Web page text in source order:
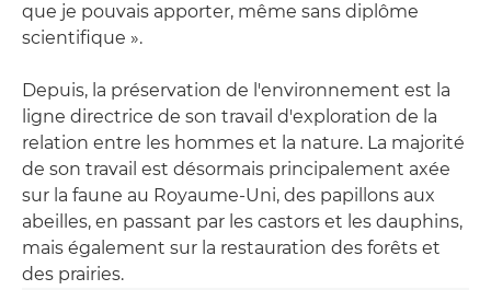
que je pouvais apporter, même sans diplôme
scientifique ».
Depuis, la préservation de l'environnement est la
ligne directrice de son travail d'exploration de la
relation entre les hommes et la nature. La majorité
de son travail est désormais principalement axée
sur la faune au Royaume-Uni, des papillons aux
abeilles, en passant par les castors et les dauphins,
mais également sur la restauration des forêts et
des prairies.